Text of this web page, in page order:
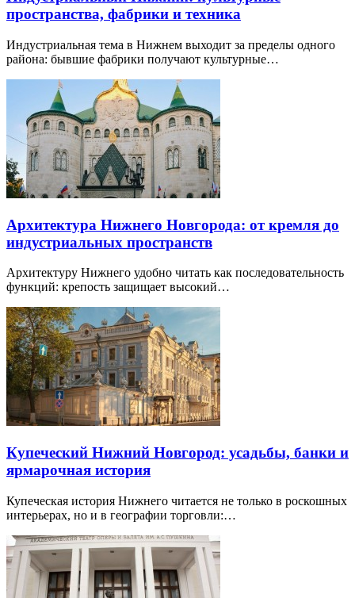
пространства, фабрики и техника
Индустриальная тема в Нижнем выходит за пределы одного
района: бывшие фабрики получают культурные…
Архитектура Нижнего Новгорода: от кремля до
индустриальных пространств
Архитектуру Нижнего удобно читать как последовательность
функций: крепость защищает высокий…
Купеческий Нижний Новгород: усадьбы, банки и
ярмарочная история
Купеческая история Нижнего читается не только в роскошных
интерьерах, но и в географии торговли:…